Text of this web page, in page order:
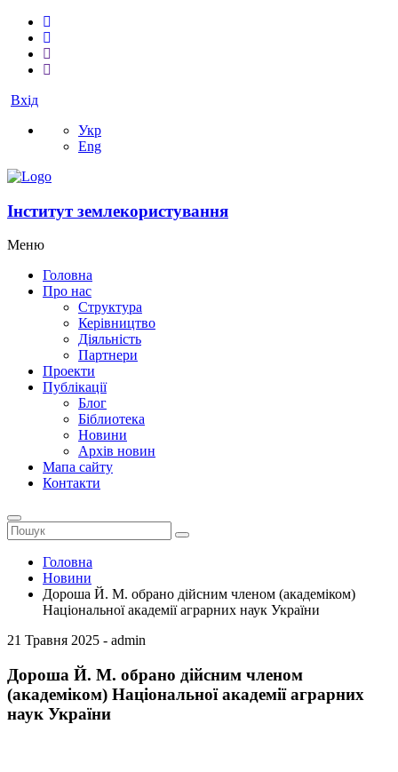
Вхід
Укр
Eng
Інститут землекористування
Меню
Головна
Про нас
Структура
Керівництво
Діяльність
Партнери
Проекти
Публікації
Блог
Біблиотека
Новини
Архів новин
Мапа сайту
Контакти
Головна
Новини
Дороша Й. М. обрано дійсним членом (академіком)
Національної академії аграрних наук України
21 Травня 2025 - admin
Дороша Й. М. обрано дійсним членом
(академіком) Національної академії аграрних
наук України